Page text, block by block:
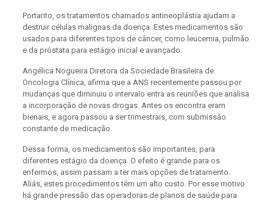
Portanto, os tratamentos chamados antineoplástia ajudam a
destruir células malignas da doença. Estes medicamentos são
usados para diferentes tipos de câncer, como leucemia, pulmão
e da próstata para estágio inicial e avançado.
Angélica Nogueira Diretora da Sociedade Brasileira de
Oncologia Clínica, afirma que a ANS recentemente passou por
mudanças que diminuiu o intervalo entra as reuniões que analisa
a incorporação de novas drogas. Antes os encontra eram
bienais, e agora passou a ser trimestrais, com submissão
constante de medicação.
Dessa forma, os medicamentos são importantes, para
diferentes estágio da doença. O efeito é grande para os
enfermos, assim passam a ter mais opções de tratamento.
Aliás, estes procedimentos têm um alto custo. Por esse motivo
há grande pressão das operadoras de planos de saúde para